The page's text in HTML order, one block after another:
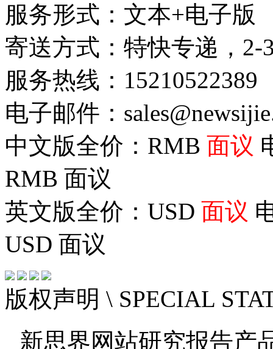
服务形式：文本+电子版
寄送方式：特快专递，2-
服务热线：15210522389
电子邮件：
中文版全价：RMB 面议
RMB 面议
英文版全价：USD 面议
USD 面议
版权声明 \ SPECIAL
新思界网站研究报告产